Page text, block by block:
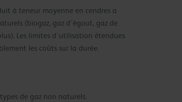
à teneur moyenne en cendres a
(biogaz, gaz d’égout, gaz de
Les limites d’utilisation étendues
les coûts sur la durée.
de gaz non naturels.